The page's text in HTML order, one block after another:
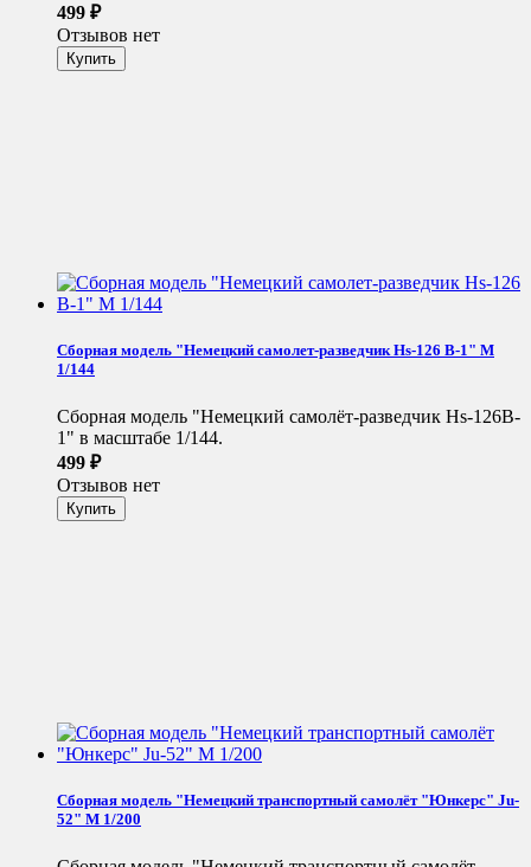
499 ₽
Отзывов нет
Сборная модель "Немецкий самолет-разведчик Hs-126 B-1" М
1/144
Сборная модель "Немецкий самолёт-разведчик Hs-126B-
1" в масштабе 1/144.
499 ₽
Отзывов нет
Сборная модель "Немецкий транспортный самолёт "Юнкерс" Ju-
52" М 1/200